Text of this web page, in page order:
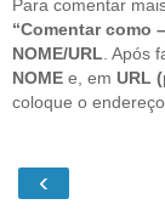
Para comentar
“Comentar como
NOME/URL . Após
NOME e, em URL
coloque o
‹